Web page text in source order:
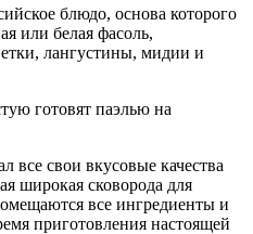
блюдо, основа которого
или белая фасоль,
лангустины, мидии и
готовят паэлью на
все свои вкусовые качества
широкая сковорода для
все ингредиенты и
приготовления настоящей